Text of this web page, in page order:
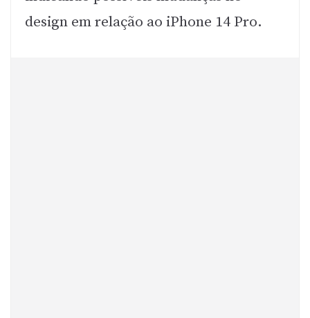
design em relação ao iPhone 14 Pro.